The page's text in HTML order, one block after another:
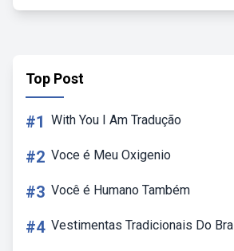
Top Post
#1 With You I Am Tradução
#2 Voce é Meu Oxigenio
#3 Você é Humano Também
#4 Vestimentas Tradicionais Do